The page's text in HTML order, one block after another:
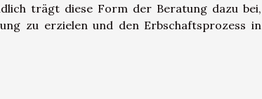
trägt diese Form der Beratung dazu bei,
zu erzielen und den Erbschaftsprozess in